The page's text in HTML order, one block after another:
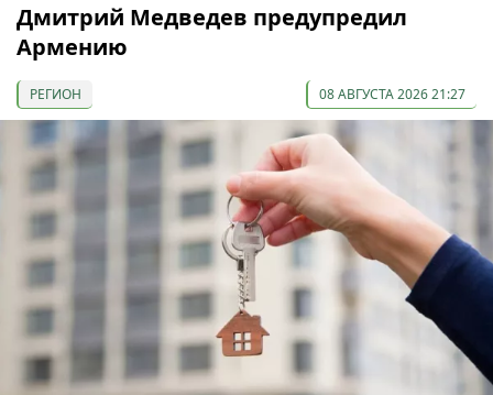
Дмитрий Медведев предупредил
Армению
РЕГИОН 08 АВГУСТА 2026 21:27